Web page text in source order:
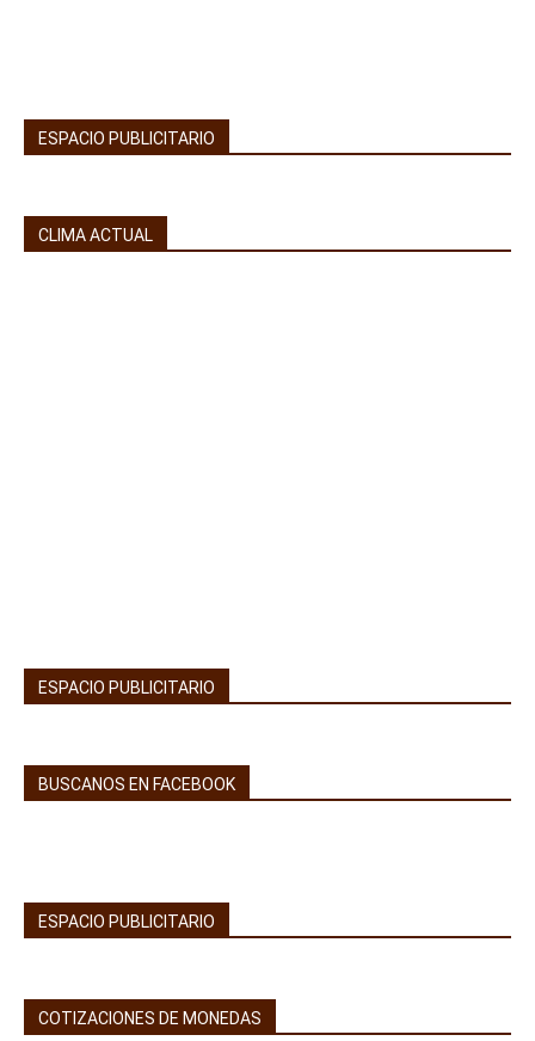
ESPACIO PUBLICITARIO
CLIMA ACTUAL
ESPACIO PUBLICITARIO
BUSCANOS EN FACEBOOK
ESPACIO PUBLICITARIO
COTIZACIONES DE MONEDAS